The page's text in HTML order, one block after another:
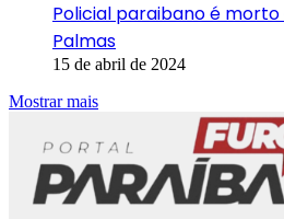
Policial paraibano é
Palmas
15 de abril de 2024
Mostrar mais